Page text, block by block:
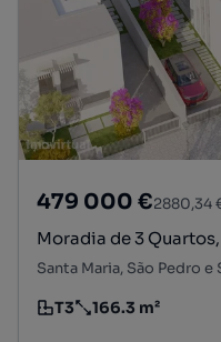
479 000 €2880,34
Moradia de 3
Santa Maria, São Pedro
Tipologia
T3
Preço por metro
166.3 m²